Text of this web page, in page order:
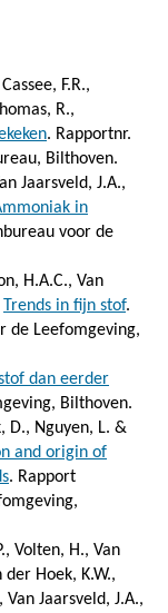
F.R.,
R.,
. Rapportnr.
Bilthoven.
Jaarsveld, J.A.,
in
voor de
H.A.C., Van
Trends in fijn stof.
de Leefomgeving,
dan eerder
Bilthoven.
D., Nguyen, L. &
and origin of
. Rapport
Volten, H., Van
Hoek, K.W.,
Jaarsveld, J.A.,